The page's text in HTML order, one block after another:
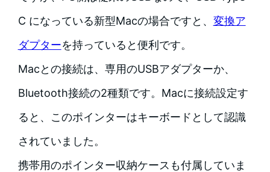
C になっている新型Macの場合ですと、 変換ア
ダプターを持っていると便利です。
Macとの接続は、専用のUSBアダプターか、
Bluetooth接続の2種類です。Macに接続設定す
ると、このポインターはキーボードとして認識
されていました。
携帯用のポインター収納ケースも付属していま